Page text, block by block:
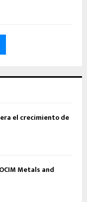
el crecimiento de
Metals and